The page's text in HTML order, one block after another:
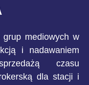
mediowych w
i nadawaniem
czasu
dla stacji i